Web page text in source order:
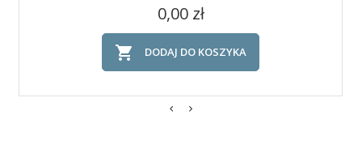
Cena
0,00 zł
 DODAJ DO KOSZYKA